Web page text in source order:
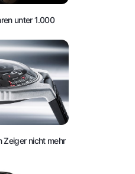
unter 1.000
Zeiger nicht mehr